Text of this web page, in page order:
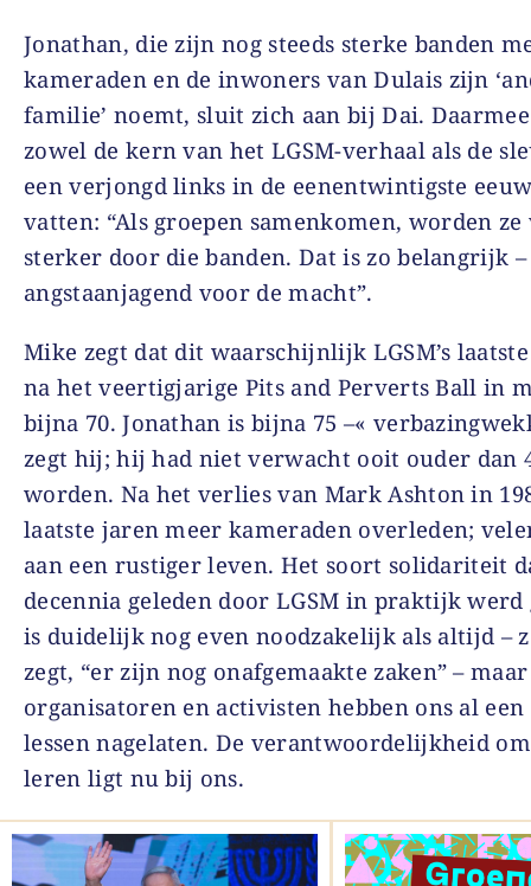
Jonathan, die zijn nog steeds sterke banden
kameraden en de inwoners van Dulais zijn
familie’ noemt, sluit zich aan bij Dai.
zowel de kern van het LGSM-verhaal als de
een verjongd links in de eenentwintigste
vatten: “Als groepen samenkomen, worden ze
sterker door die banden. Dat is zo belangrijk –
angstaanjagend voor de macht”.
Mike zegt dat dit waarschijnlijk LGSM’s
na het veertigjarige Pits and Perverts Ball in
bijna 70. Jonathan is bijna 75 –«
zegt hij; hij had niet verwacht ooit ouder dan
worden. Na het verlies van Mark Ashton in
laatste jaren meer kameraden overleden;
aan een rustiger leven. Het soort solidariteit
decennia geleden door LGSM in praktijk werd
is duidelijk nog even noodzakelijk als altijd –
zegt, “er zijn nog onafgemaakte zaken” –
organisatoren en activisten hebben ons al
lessen nagelaten. De verantwoordelijkheid
leren ligt nu bij ons.